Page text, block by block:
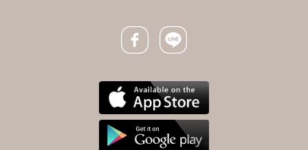
Facebook icon
Line icon